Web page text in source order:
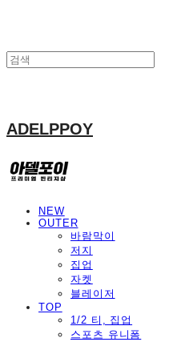
ADELPPOY
NEW
OUTER
바람막이
저지
집업
자켓
블레이저
TOP
1/2 티, 집업
스포츠 유니폼